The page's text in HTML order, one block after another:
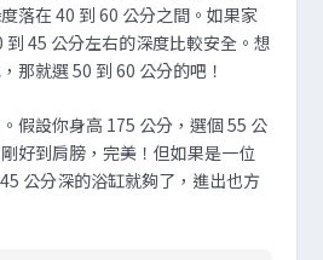
落在 40 到 60 公分之間。如果家
45 公分左右的深度比較安全。想
那就選 50 到 60 公分的吧！
假設你身高 175 公分，選個 55 公
好到肩膀，完美！但如果是一位
公分深的浴缸就夠了，進出也方